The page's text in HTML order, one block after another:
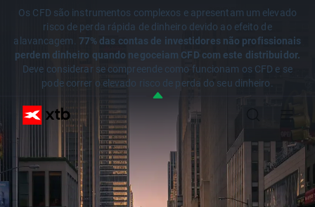
Os CFD são instrumentos complexos e apresentam um elevado
risco de perda rápida de dinheiro devido ao efeito de
alavancagem. 77% das contas de investidores não profissionais
perdem dinheiro quando negoceiam CFD com este distribuidor.
Deve considerar se compreende como funcionam os CFD e se
pode correr o elevado risco de perda do seu dinheiro.